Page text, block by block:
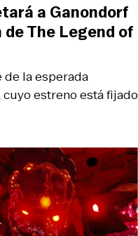
la esperada
estreno está fijado
a Ganondorf
The Legend of